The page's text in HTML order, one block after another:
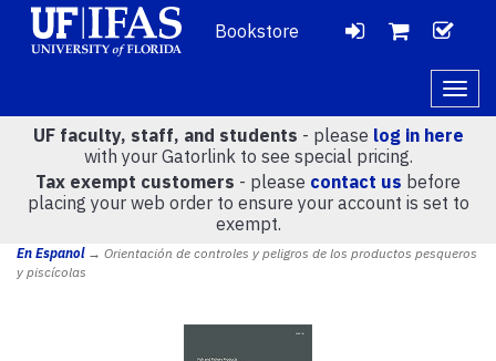
Bookstore
LOGIN
VIEW
CART
(0)
UF faculty, staff, and students - please log in here
with your Gatorlink to see special pricing.
Tax exempt customers - please contact us before
placing your web order to ensure your account is set to
exempt.
En Espanol→ Orientación de controles y peligros de los productos pesqueros
y piscícolas